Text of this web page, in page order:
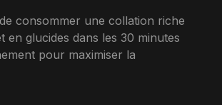
consommer une collation riche
en glucides dans les 30 minutes
pour maximiser la